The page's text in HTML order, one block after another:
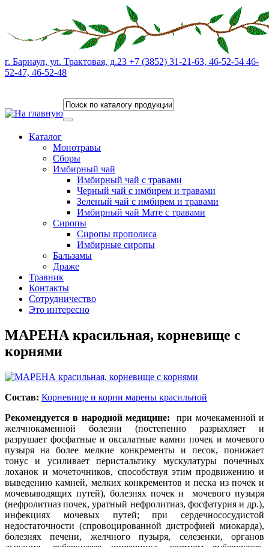
г. Барнаул, ул. Трактовая, д.23 +7 (3852) 31-21-63, 46-52-54 46-
52-47, 46-52-48
Каталог
Монотравы
Сборы
Имбирный чай
Имбирный чай с травами
Черный чай с имбирем и травами
Зеленый чай с имбирем и травами
Имбирный чай Мате с травами
Сиропы
Сиропы прополиса
Имбирные сиропы
Бальзамы
Драже
Травник
Контакты
Сотрудничество
Это интересно
МАРЕНА красильная, корневище с
корнями
Состав: Корневище и корни марены красильной
Рекомендуется в народной медицине: при мочекаменной и
желчнокаменной болезни (постепенно разрыхляет и
разрушает фосфатные и оксалатные камни почек и мочевого
пузыря на более мелкие конкременты и песок, понижает
тонус и усиливает перистальтику мускулатуры почечных
лоханок и мочеточников, способствуя этим продвижению и
выведению камней, мелких конкрементов и песка из почек и
мочевыводящих путей), болезнях почек и мочевого пузыря
(нефролитиаз почек, уратный нефролитиаз, фосфатурия и др.),
инфекциях мочевых путей; при сердечнососудистой
недостаточности (спровоцированной дистрофией миокарда),
болезнях печени, желчного пузыря, селезенки, органов